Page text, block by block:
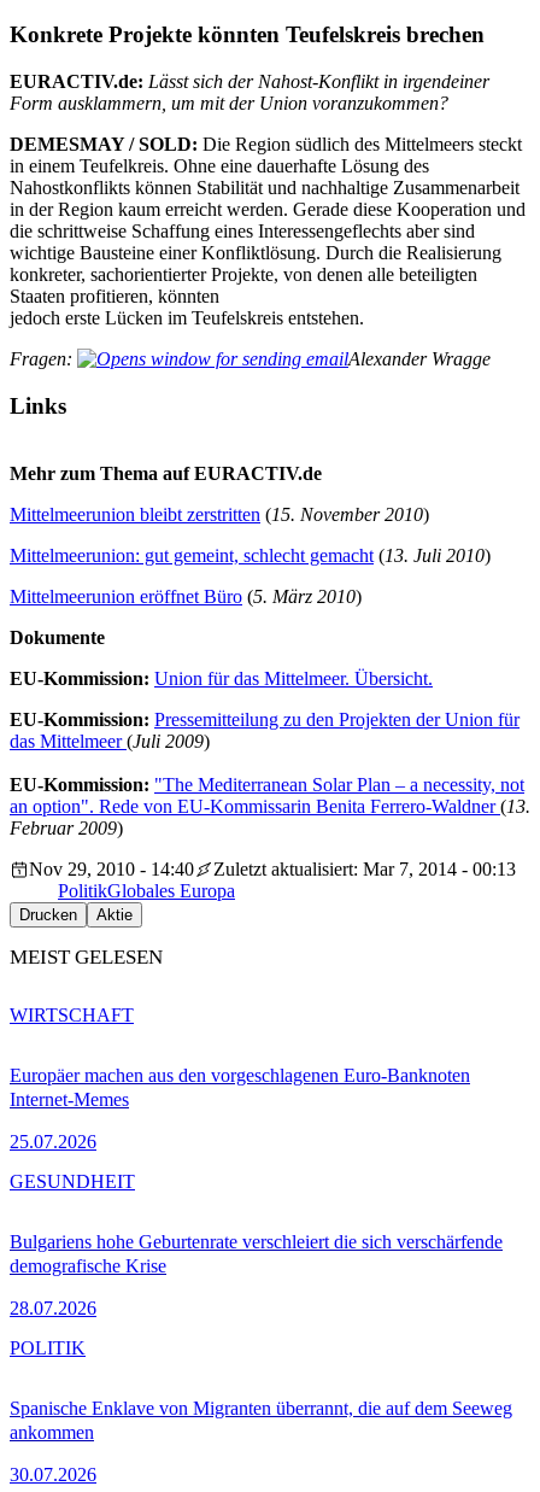
Konkrete Projekte könnten Teufelskreis brechen
EURACTIV.de: Lässt sich der Nahost-Konflikt in irgendeiner
Form ausklammern, um mit der Union voranzukommen?
DEMESMAY / SOLD: Die Region südlich des Mittelmeers steckt
in einem Teufelkreis. Ohne eine dauerhafte Lösung des
Nahostkonflikts können Stabilität und nachhaltige Zusammenarbeit
in der Region kaum erreicht werden. Gerade diese Kooperation und
die schrittweise Schaffung eines Interessengeflechts aber sind
wichtige Bausteine einer Konfliktlösung. Durch die Realisierung
konkreter, sachorientierter Projekte, von denen alle beteiligten
Staaten profitieren, könnten
jedoch erste Lücken im Teufelskreis entstehen.
Fragen:
Alexander Wragge
Links
Mehr zum Thema auf EURACTIV.de
Mittelmeerunion bleibt zerstritten (15. November 2010)
Mittelmeerunion: gut gemeint, schlecht gemacht(13. Juli 2010)
Mittelmeerunion eröffnet Büro (5. März 2010)
Dokumente
EU-Kommission: Union für das Mittelmeer. Übersicht.
EU-Kommission: Pressemitteilung zu den Projekten der Union für
das Mittelmeer(Juli 2009)
EU-Kommission: "The Mediterranean Solar Plan – a necessity, not
an option". Rede von EU-Kommissarin Benita Ferrero-Waldner(13.
Februar 2009)
Nov 29, 2010 - 14:40
Zuletzt aktualisiert: Mar 7, 2014 - 00:13
PolitikGlobales Europa
Drucken Aktie
MEIST GELESEN
Europäer machen aus den vorgeschlagenen Euro-Banknoten
Internet-Memes
25.07.2026
WIRTSCHAFT
Bulgariens hohe Geburtenrate verschleiert die sich verschärfende
demografische Krise
28.07.2026
GESUNDHEIT
Spanische Enklave von Migranten überrannt, die auf dem Seeweg
ankommen
30.07.2026
POLITIK